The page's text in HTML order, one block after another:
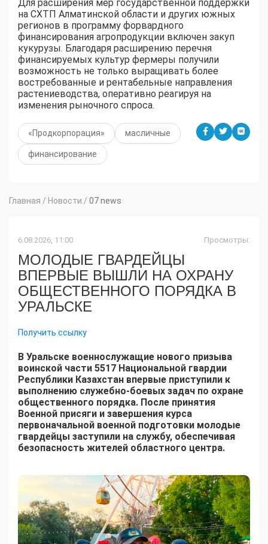
Для расширения мер государственной поддержки
на СХТП Алматинской области и других южных
регионов в программу форвардного
финансирования агропродукции включен закуп
кукурузы. Благодаря расширению перечня
финансируемых культур фермеры получили
возможность не только выращивать более
востребованные и рентабельные направления
растениеводства, оперативно реагируя на
изменения рыночного спроса.
«Продкорпорация» масличные
финансирование
Главная / Новости / 07 news
6.08.2026, 11:00 Просмотры:
МОЛОДЫЕ ГВАРДЕЙЦЫ
ВПЕРВЫЕ ВЫШЛИ НА ОХРАНУ
ОБЩЕСТВЕННОГО ПОРЯДКА В
УРАЛЬСКЕ
Получить ссылку
В Уральске военнослужащие нового призыва
воинской части 5517 Национальной гвардии
Республики Казахстан впервые приступили к
выполнению служебно-боевых задач по охране
общественного порядка. После принятия
Военной присяги и завершения курса
первоначальной военной подготовки молодые
гвардейцы заступили на службу, обеспечивая
безопасность жителей областного центра.